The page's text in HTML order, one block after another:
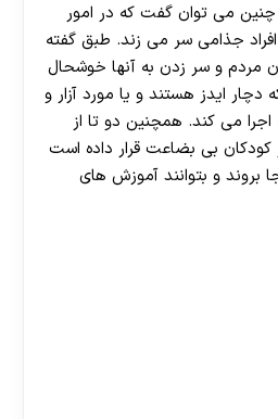
می توان گفت که در امور
جذامی سر می زند. طبق گفته
مردم و سر زدن به آنها خوشحال
ایدز هستند و یا مورد آزار و
اجرا می کند. همچنین دو تا از
کودکان بی بضاعت قرار داده است
بروند و بتوانند آموزش های